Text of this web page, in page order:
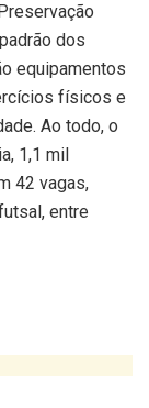
dos
equipamentos
físicos e
Ao todo, o
1,1 mil
42 vagas,
entre